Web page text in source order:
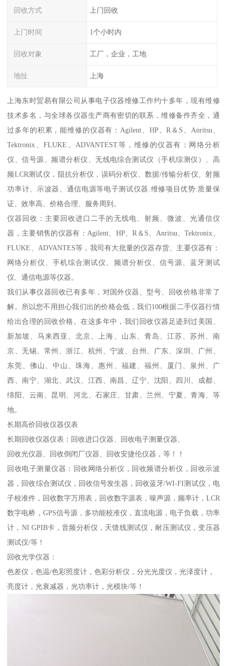
回收方式 上门回收
上门时间 1个小时内
回收对象 工厂，企业，工地
地扯 上海
上海东时贸易有限公司从事电子仪器维修工作约十多年，现有维修
技术多名，与全球各仪器生产商有密切的联系，维修备件齐全，通
过多年的积累，能维修的仪器有：Agilent、HP、R＆S、Anritsu、
Tektronix、FLUKE、ADVANTEST等，维修的仪器有：网络分析
仪、信号源、频谱分析仪、无线电综合测试仪（手机综测仪）、高
频LCR测试仪，阻抗分析仪，误码分析仪、数据/传输分析仪、射频
功率计、示波器、通信电源等电子测试仪器.维修项目优势:质量保
证、效率高、价格合理、服务周到。
仪器回收：主要回收进口二手的无线电、射频、微波、光通信仪
器，主要销售的仪器有：Agilent、HP、R＆S、Anritsu、Tektronix、
FLUKE、ADVANTES等，我司有大批量的仪器存货、主要仪器有：
网络分析仪、手机综合测试仪、频谱分析仪、信号源、蓝牙测试
仪、通信电源等仪器。
我们从事仪器回收已有多年，对国外仪器、型号、回收价格非常了
解。所以您不用担心我们出的价格会低，我们100根据二手仪器行情
给出合理的回收价格。在这多年中，我们回收仪器足迹到过美国、
新加坡、马来西亚、北京、上海、山东、青岛、江苏、苏州、南
京、无锡、常州、浙江、杭州、宁波、台州、广东、深圳、广州、
东莞、佛山、中山、珠海、惠州、福建、福州、厦门、泉州、广
西、南宁、湖北、武汉、江西、南昌、辽宁、沈阳、四川、成都、
绵阳、云南、昆明、河北、石家庄、甘肃、兰州、宁夏、青海、等
地。
长期高价回收仪器仪表
长期回收仪器仪表：回收进口仪器、回收电子测量仪器、
回收光仪器、回收倒闭厂仪器、回收安捷伦仪器，等！！
回收电子测量仪器：回收网络分析仪，回收频谱分析仪，回收示波
器，回收综合测试仪，回收信号发生器，回收蓝牙/WI-FI测试仪，电
子校准件，回收数字万用表，回收数字源表，噪声源，频率计，LCR
数字电桥，GPS信号源，多功能校准仪，直流电源，电子负载，功率
计，NI GPIB卡，音频分析仪，天馈线测试仪，耐压测试仪，变压器
测试仪/等！
回收光学仪器：
色差仪，色温/色彩照度计，色彩分析仪，分光光度仪，光泽度计，
亮度计，光衰减器，光功率计，光模块/等！